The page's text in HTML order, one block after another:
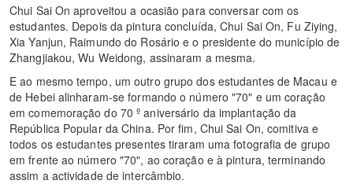
Chui Sai On aproveitou a ocasião para conversar com os
estudantes. Depois da pintura concluída, Chui Sai On, Fu Ziying,
Xia Yanjun, Raimundo do Rosário e o presidente do município de
Zhangjiakou, Wu Weidong, assinaram a mesma.
E ao mesmo tempo, um outro grupo dos estudantes de Macau e
de Hebei alinharam-se formando o número "70" e um coração
em comemoração do 70 º aniversário da implantação da
República Popular da China. Por fim, Chui Sai On, comitiva e
todos os estudantes presentes tiraram uma fotografia de grupo
em frente ao número "70", ao coração e à pintura, terminando
assim a actividade de intercâmbio.